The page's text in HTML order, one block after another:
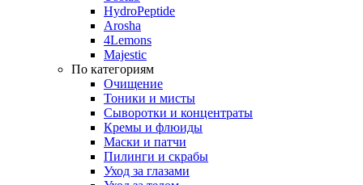
HydroPeptide
Arosha
4Lemons
Majestic
По категориям
Очищение
Тоники и мисты
Сыворотки и концентраты
Кремы и флюиды
Маски и патчи
Пилинги и скрабы
Уход за глазами